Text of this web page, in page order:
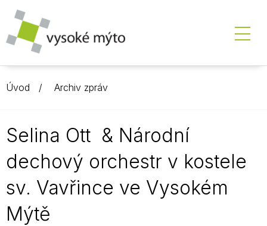
Úvod Archiv zpráv
Selina Ott & Národní
dechový orchestr v kostele
sv. Vavřince ve Vysokém
Mýtě